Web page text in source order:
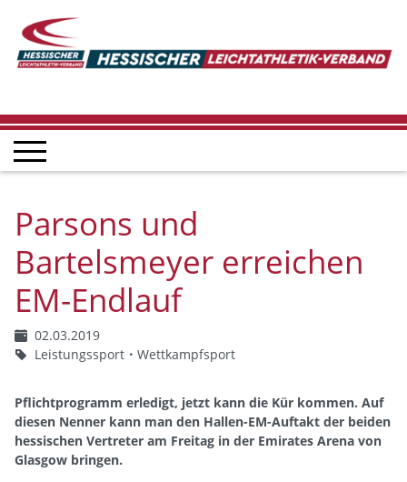
Parsons und
Bartelsmeyer erreichen
EM-Endlauf
02.03.2019
Leistungssport
Wettkampfsport
Pflichtprogramm erledigt, jetzt kann die Kür kommen. Auf
diesen Nenner kann man den Hallen-EM-Auftakt der beiden
hessischen Vertreter am Freitag in der Emirates Arena von
Glasgow bringen.